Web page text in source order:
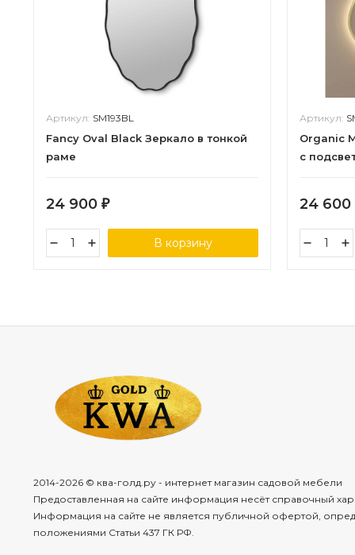
Артикул: SM193BL
Fancy Oval Black Зеркало в тонкой
раме
24 900 ₽
В корзину
Артикул:
Organic
с
24 600
2014-2026 © ква-голд.ру - интернет магазин садовой мебели
Предоставленная на сайте информация несёт справочный
Информация на сайте не является публичной офертой,
положениями Статьи 437 ГК РФ.